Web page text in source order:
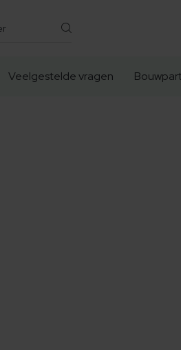
Veelgestelde vragen